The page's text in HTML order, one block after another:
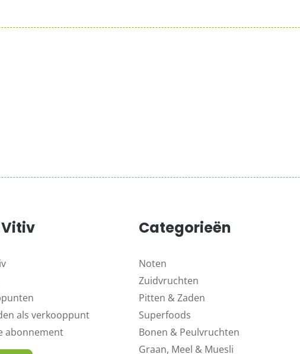
als verkooppunt
abonnement
Categorieën
Noten
Zuidvruchten
Pitten & Zaden
Superfoods
Bonen & Peulvruchten
Graan, Meel & Muesli